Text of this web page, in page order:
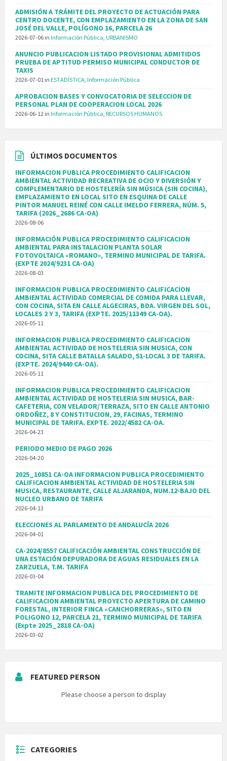
ADMISIÓN A TRÁMITE DEL PROYECTO DE ACTUACIÓN PARA
CENTRO DOCENTE, CON EMPLAZAMIENTO EN LA ZONA DE SAN
JOSÉ DEL VALLE, POLÍGONO 16, PARCELA 26
2026-07-06 in Información Pública URBANISMO
ANUNCIO PUBLICACION LISTADO PROVISIONAL ADMITIDOS
PRUEBA DE APTITUD PERMISO MUNICIPAL CONDUCTOR DE
TAXIS
2026-07-01 in ESTADÍSTICA Información Pública
APROBACION BASES Y CONVOCATORIA DE SELECCION DE
PERSONAL PLAN DE COOPERACION LOCAL 2026
2026-06-12 in Información Pública RECURSOS HUMANOS
ÚLTIMOS DOCUMENTOS
INFORMACION PUBLICA PROCEDIMIENTO CALIFICACION
AMBIENTAL ACTIVIDAD RECREATIVA DE OCIO Y DIVERSIÓN Y
COMPLEMENTARIO DE HOSTELERÍA SIN MÚSICA (SIN COCINA),
EMPLAZAMIENTO EN LOCAL SITO EN ESQUINA DE CALLE
PINTOR MANUEL REINÉ CON CALLE IMELDO FERRERA, NÚM. 5,
TARIFA (2026_2686 CA-OA)
2026-08-06
INFORMACIÓN PUBLICA PROCEDIMIENTO CALIFICACION
AMBIENTAL PARA INSTALACION PLANTA SOLAR
FOTOVOLTAICA «ROMANO», TERMINO MUNICIPAL DE TARIFA.
(EXPTE 2024/9231 CA-OA)
2026-08-03
INFORMACION PUBLICA PROCEDIMIENTO CALIFICACION
AMBIENTAL ACTIVIDAD COMERCIAL DE COMIDA PARA LLEVAR,
CON COCINA, SITA EN CALLE ALGECIRAS, BDA. VIRGEN DEL SOL,
LOCALES 2 Y 3, TARIFA (EXPTE. 2025/11349 CA-OA).
2026-05-11
INFORMACION PUBLICA PROCEDIMIENTO CALIFICACION
AMBIENTAL ACTIVIDAD DE HOSTELERIA SIN MUSICA, CON
COCINA, SITA CALLE BATALLA SALADO, 51-LOCAL 3 DE TARIFA.
(EXPTE. 2024/9440 CA-OA).
2026-05-11
INFORMACION PUBLICA PROCEDIMIENTO CALIFICACION
AMBIENTAL ACTIVIDAD DE HOSTELERIA SIN MUSICA, BAR-
CAFETERIA, CON VELADOR/TERRAZA, SITO EN CALLE ANTONIO
ORDOÑEZ, 8 Y CONSTITUCION, 29, FACINAS, TERMINO
MUNICIPAL DE TARIFA. EXPTE. 2022/4582 CA-OA.
2026-04-23
PERIODO MEDIO DE PAGO 2026
2026-04-20
2025_10851 CA-OA INFORMACION PUBLICA PROCEDIMIENTO
CALIFICACION AMBIENTAL ACTIVIDAD DE HOSTELERIA SIN
MUSICA, RESTAURANTE, CALLE ALJARANDA, NUM.12-BAJO DEL
NUCLEO URBANO DE TARIFA
2026-04-13
ELECCIONES AL PARLAMENTO DE ANDALUCÍA 2026
2026-04-01
CA-2024/8557 CALIFICACIÓN AMBIENTAL CONSTRUCCIÓN DE
UNA ESTACIÓN DEPURADORA DE AGUAS RESIDUALES EN LA
ZARZUELA, T.M. TARIFA
2026-03-04
TRAMITE INFORMACION PUBLICA DEL PROCEDIMIENTO DE
CALIFICACION AMBIENTAL PROYECTO APERTURA DE CAMINO
FORESTAL, INTERIOR FINCA «CANCHORRERAS», SITO EN
POLIGONO 12, PARCELA 21, TERMINO MUNICIPAL DE TARIFA
(Expte 2025_2818 CA-OA)
2026-03-02
FEATURED PERSON
Please choose a person to display
CATEGORIES